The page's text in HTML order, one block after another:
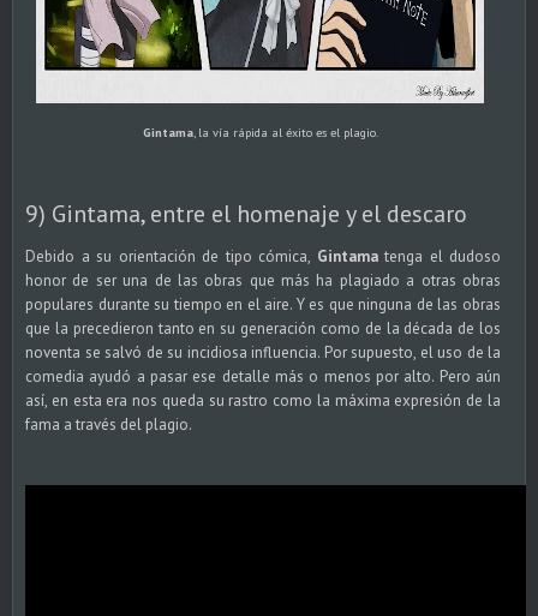
Gintama, la vía rápida al éxito es el plagio.
9) Gintama, entre el homenaje y el descaro
Debido a su orientación de tipo cómica, Gintama tenga el dudoso
honor de ser una de las obras que más ha plagiado a otras obras
populares durante su tiempo en el aire. Y es que ninguna de las obras
que la precedieron tanto en su generación como de la década de los
noventa se salvó de su incidiosa influencia. Por supuesto, el uso de la
comedia ayudó a pasar ese detalle más o menos por alto. Pero aún
así, en esta era nos queda su rastro como la máxima expresión de la
fama a través del plagio.